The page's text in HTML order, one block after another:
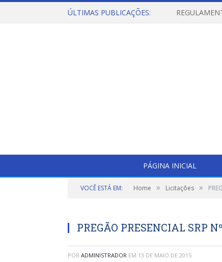
ÚLTIMAS PUBLICAÇÕES:
PÁGINA INICIAL
VOCÊ ESTÁ EM: Home » Licitações »
PREGÃO PRESENCIAL SRP
POR ADMINISTRADOR EM 13 DE MAIO DE 2015